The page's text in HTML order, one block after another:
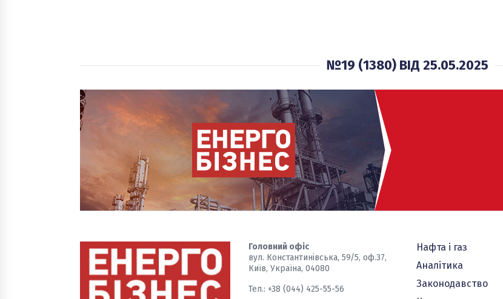
№19 (1380) ВІД 25.05.2025
Головний офіс
вул. Константинівська, 59/5, оф.37,
Київ, Україна, 04080
Тел.: +38 (044) 425-55-56
Нафта і газ
Аналітика
Законодавство